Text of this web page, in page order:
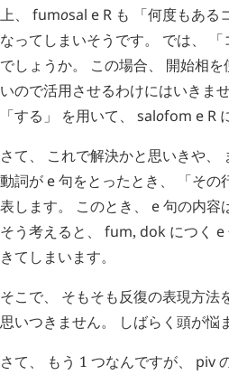
上、 fumosal e R も 「何度もある
なってしまいそうです。 では、
でしょうか。 この場合、 開始相
いので活用させるわけにはいきま
「する」 を用いて、 salofom e R
さて、 これで解決かと思いきや、
動詞が e句をとったとき、 「その
表します。 このとき、 e句の内容
そう考えると、 fum, dok につく e
きてしまいます。
そこで、 そもそも反復の表現方
思いつきません。 しばらく頭が悩
さて、 もう 1 つなんですが、 piv